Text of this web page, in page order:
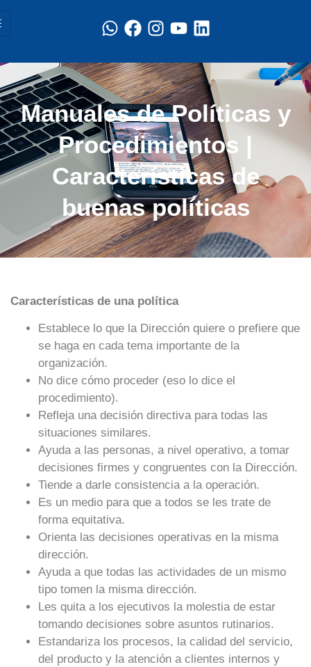
Manuales de Políticas y
Procedimientos |
Características de
buenas políticas
Características de una política
Establece lo que la Dirección quiere o prefiere que
se haga en cada tema importante de la
organización.
No dice cómo proceder (eso lo dice el
procedimiento).
Refleja una decisión directiva para todas las
situaciones similares.
Ayuda a las personas, a nivel operativo, a tomar
decisiones firmes y congruentes con la Dirección.
Tiende a darle consistencia a la operación.
Es un medio para que a todos se les trate de
forma equitativa.
Orienta las decisiones operativas en la misma
dirección.
Ayuda a que todas las actividades de un mismo
tipo tomen la misma dirección.
Les quita a los ejecutivos la molestia de estar
tomando decisiones sobre asuntos rutinarios.
Estandariza los procesos, la calidad del servicio,
del producto y la atención a clientes internos y